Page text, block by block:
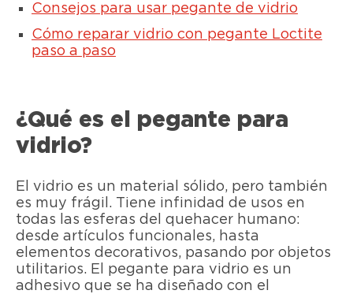
Consejos para usar pegante de vidrio
Cómo reparar vidrio con pegante Loctite
paso a paso
¿Qué es el pegante para
vidrio?
El vidrio es un material sólido, pero también
es muy frágil. Tiene infinidad de usos en
todas las esferas del quehacer humano:
desde artículos funcionales, hasta
elementos decorativos, pasando por objetos
utilitarios. El pegante para vidrio es un
adhesivo que se ha diseñado con el